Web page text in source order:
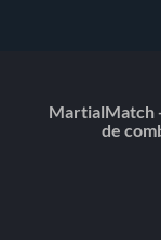
MartialMatch
de